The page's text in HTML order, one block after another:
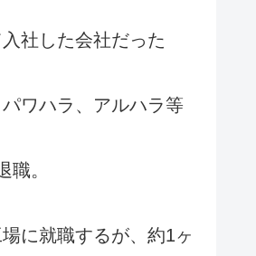
社した会社だった
ワハラ、アルハラ等
職。
に就職するが、約1ヶ